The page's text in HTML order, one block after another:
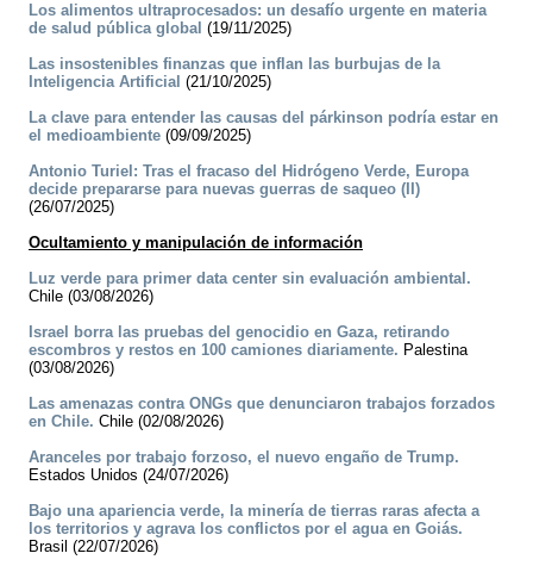
Los alimentos ultraprocesados: un desafío urgente en materia
de salud pública global (19/11/2025)
Las insostenibles finanzas que inflan las burbujas de la
Inteligencia Artificial (21/10/2025)
La clave para entender las causas del párkinson podría estar en
el medioambiente (09/09/2025)
Antonio Turiel: Tras el fracaso del Hidrógeno Verde, Europa
decide prepararse para nuevas guerras de saqueo (II)
(26/07/2025)
Ocultamiento y manipulación de información
Luz verde para primer data center sin evaluación ambiental.
Chile (03/08/2026)
Israel borra las pruebas del genocidio en Gaza, retirando
escombros y restos en 100 camiones diariamente. Palestina
(03/08/2026)
Las amenazas contra ONGs que denunciaron trabajos forzados
en Chile. Chile (02/08/2026)
Aranceles por trabajo forzoso, el nuevo engaño de Trump.
Estados Unidos (24/07/2026)
Bajo una apariencia verde, la minería de tierras raras afecta a
los territorios y agrava los conflictos por el agua en Goiás.
Brasil (22/07/2026)